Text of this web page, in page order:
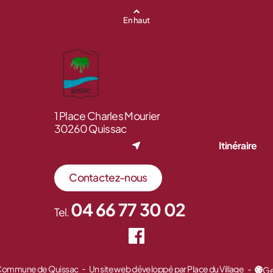
En haut
1 Place Charles Mourier
30260 Quissac
Itinéraire
Contactez-nous
Tel.04 66 77 30 02
de Quissac Un site web développé par Place du Village